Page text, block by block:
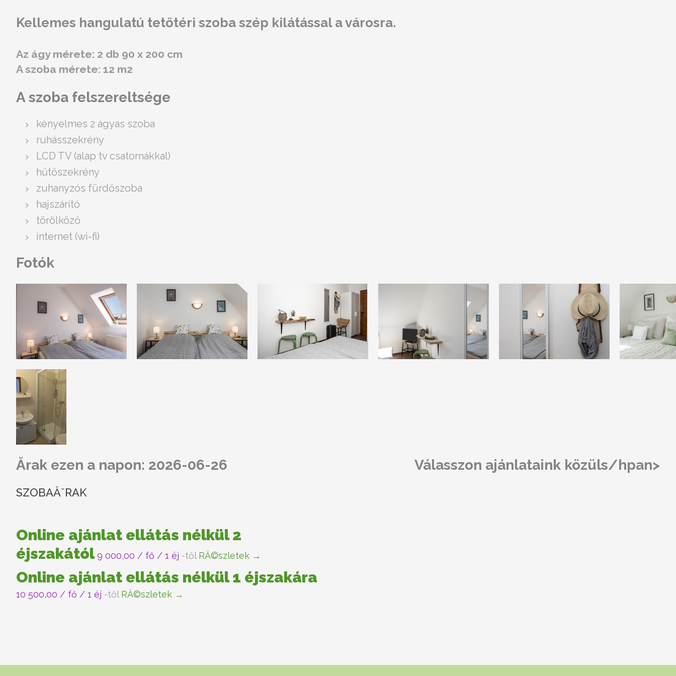
Kellemes hangulatú tetőtéri szoba szép kilátással a városra.
Az ágy mérete: 2 db 90 x 200 cm
A szoba mérete: 12 m2
A szoba felszereltsége
kényelmes 2 ágyas szoba
ruhásszekrény
LCD TV (alap tv csatornákkal)
hűtőszekrény
zuhanyzós fürdőszoba
hajszárító
törölköző
internet (wi-fi)
Fotók
Ărak ezen a napon: 2026-06-26 Válasszon ajánlataink közüls/hpan>
SZOBAĂˇRAK
Online ajánlat ellátás nélkül 2
éjszakától 9 000,00 / fő / 1 éj -től RĂ©szletek →
Online ajánlat ellátás nélkül 1 éjszakára
10 500,00 / fő / 1 éj -től RĂ©szletek →